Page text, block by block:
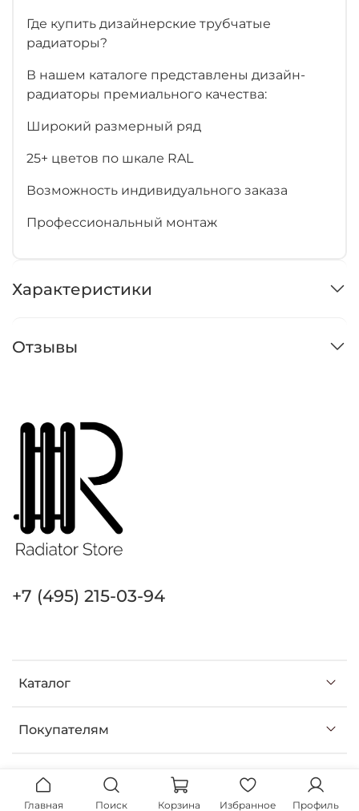
Где купить дизайнерские трубчатые
радиаторы?
В нашем каталоге представлены дизайн-
радиаторы премиального качества:
Широкий размерный ряд
25+ цветов по шкале RAL
Возможность индивидуального заказа
Профессиональный монтаж
Характеристики
Отзывы
Каталог
Покупателям
+7 (495) 215-03-94
Главная Поиск Корзина Избранное Профиль